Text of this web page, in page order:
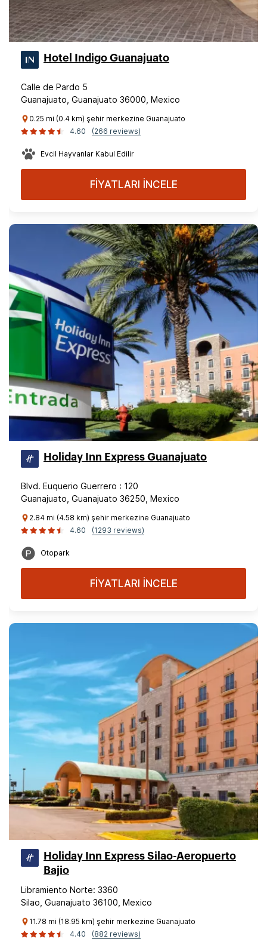
Hotel Indigo Guanajuato
Calle de Pardo 5
Guanajuato, Guanajuato 36000, Mexico
0.25 mi (0.4 km) şehir merkezine Guanajuato
4.60
(266 reviews)
Evcil Hayvanlar Kabul Edilir
FİYATLARI İNCELE
Holiday Inn Express Guanajuato
Blvd. Euquerio Guerrero : 120
Guanajuato, Guanajuato 36250, Mexico
2.84 mi (4.58 km) şehir merkezine Guanajuato
4.60
(1293 reviews)
Otopark
FİYATLARI İNCELE
Holiday Inn Express Silao-Aeropuerto
Bajio
Libramiento Norte: 3360
Silao, Guanajuato 36100, Mexico
11.78 mi (18.95 km) şehir merkezine Guanajuato
4.40
(882 reviews)